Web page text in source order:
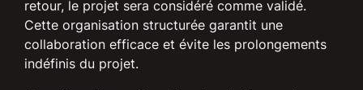
retour, le projet sera considéré comme validé.
Cette organisation structurée garantit une
collaboration efficace et évite les prolongements
indéfinis du projet.